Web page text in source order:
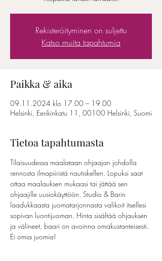
Rekisteröityminen on suljettu
Katso muita tapahtumia
Paikka & aika
09.11.2024 klo 17.00 – 19.00
Helsinki, Eerikinkatu 11, 00100 Helsinki, Suomi
Tietoa tapahtumasta
Tilaisuudessa maalataan ohjaajan johdolla
rennosta ilmapiiristä nautiskellen. Lopuksi saat
ottaa maalauksen mukaasi tai jättää sen
ohjaajille uusiokäyttöön. Studio & Barin
laadukkaasta juomatarjonnasta valikoit itsellesi
sopivan luontijuoman. Hinta sisältää ohjauksen
ja välineet, baari on avoinna omakustanteisesti.
Ei omia juomia!